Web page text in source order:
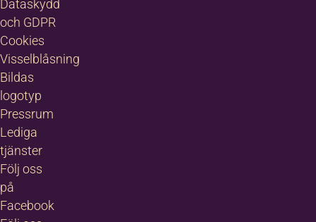
Dataskydd
och GDPR
Cookies
Visselblåsning
Bildas
logotyp
Pressrum
Lediga
tjänster
Följ oss
på
Facebook